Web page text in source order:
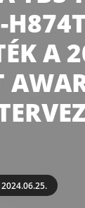
H874T
A
2024.06.25.